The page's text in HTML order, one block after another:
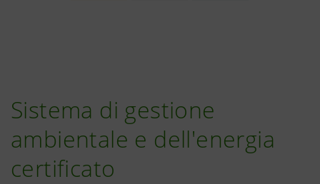
Sistema di gestione
ambientale e dell'energia
certificato